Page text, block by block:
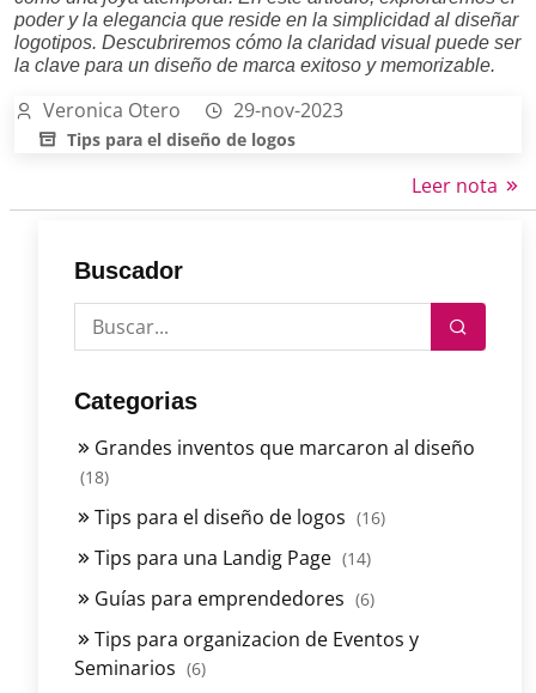
Buscador
Categorias
Grandes inventos que marcaron al diseño
(18)
Tips para el diseño de logos (16)
Tips para una Landig Page (14)
Guías para emprendedores (6)
Tips para organizacion de Eventos y
Seminarios (6)
poder y la elegancia que reside en la simplicidad al diseñar
logotipos. Descubriremos cómo la claridad visual puede ser
la clave para un diseño de marca exitoso y memorizable.
Veronica Otero 29-nov-2023
Tips para el diseño de logos
Leer nota